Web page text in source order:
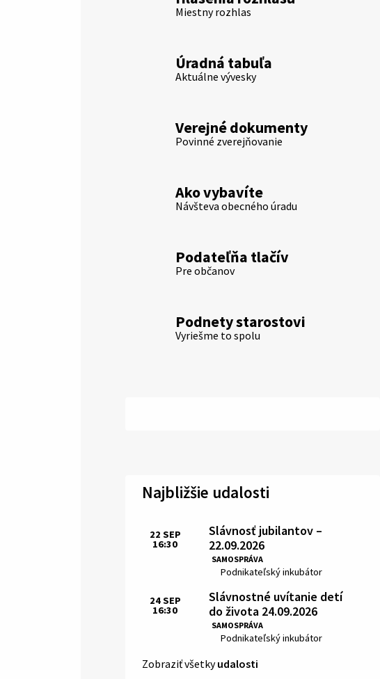
Miestny rozhlas
Úradná tabuľa
Aktuálne vývesky
Verejné dokumenty
Povinné zverejňovanie
Ako vybavíte
Návšteva obecného úradu
Podateľňa tlačív
Pre občanov
Podnety starostovi
Vyriešme to spolu
Najbližšie udalosti
Slávnosť jubilantov –
22.09.2026
SAMOSPRÁVA
Miesto:
Podnikateľský inkubátor
Čas:
22 SEP
16:30
Slávnostné uvítanie detí
do života 24.09.2026
SAMOSPRÁVA
Miesto:
Podnikateľský inkubátor
Čas:
24SEP
16:30
Zobraziť všetkyudalosti